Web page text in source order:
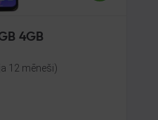
4GB
12 mēneši)